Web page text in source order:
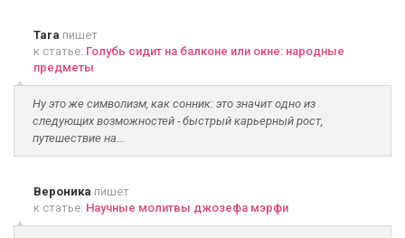
Tara пишет
к статье: Голубь сидит на балконе или окне: народные
предметы
Ну это же символизм, как сонник: это значит одно из
следующих возможностей - быстрый карьерный рост,
путешествие на...
Вероника пишет
к статье: Научные молитвы джозефа мэрфи